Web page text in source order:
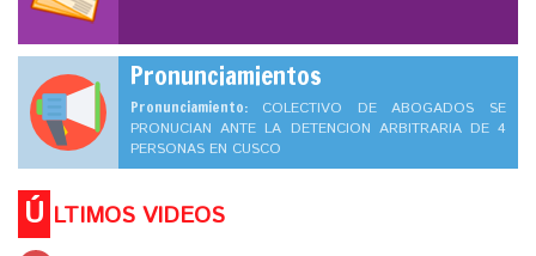
Pronunciamientos
Pronunciamiento: COLECTIVO DE ABOGADOS SE
PRONUCIAN ANTE LA DETENCION ARBITRARIA DE 4
PERSONAS EN CUSCO
Ú LTIMOS VIDEOS